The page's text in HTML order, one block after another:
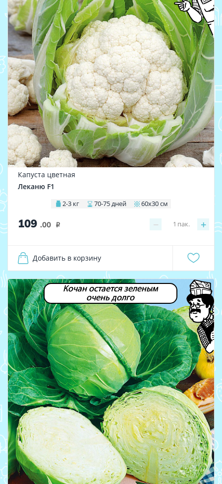
Капуста цветная
Леканю F1
2-3 кг 70-75 дней 60х30 см
109 .00 i − +
1 пак.
Добавить в корзину
Кочан остается зеленым
очень долго